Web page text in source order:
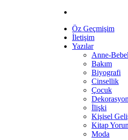
Öz Geçmişim
İletişim
Yazılar
Anne-
Bakım
Biyografi
Cinsellik
Çocuk
Dekorasyon
İlişki
Kişisel
Kitap
Moda